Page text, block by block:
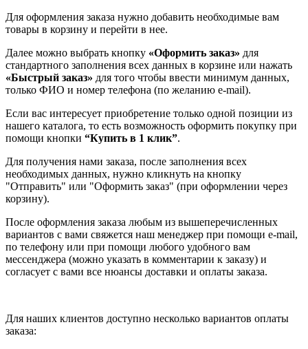
Для оформления заказа нужно добавить необходимые вам
товары в корзину и перейти в нее.
Далее можно выбрать кнопку «Оформить заказ» для
стандартного заполнения всех данных в корзине или нажать
«Быстрый заказ» для того чтобы ввести минимум данных,
только ФИО и номер телефона (по желанию e-mail).
Если вас интересует приобретение только одной позиции из
нашего каталога, то есть возможность оформить покупку при
помощи кнопки “Купить в 1 клик”.
Для получения нами заказа, после заполнения всех
необходимых данных, нужно кликнуть на кнопку
"Отправить" или "Оформить заказ" (при оформлении через
корзину).
После оформления заказа любым из вышеперечисленных
вариантов с вами свяжется наш менеджер при помощи e-mail,
по телефону или при помощи любого удобного вам
мессенджера (можно указать в комментарии к заказу) и
согласует с вами все нюансы доставки и оплаты заказа.
Для наших клиентов доступно несколько вариантов оплаты
заказа: